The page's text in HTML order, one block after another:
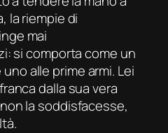
la riempie di
mai
si comporta come un
alle prime armi. Lei
dalla sua vera
la soddisfacesse,